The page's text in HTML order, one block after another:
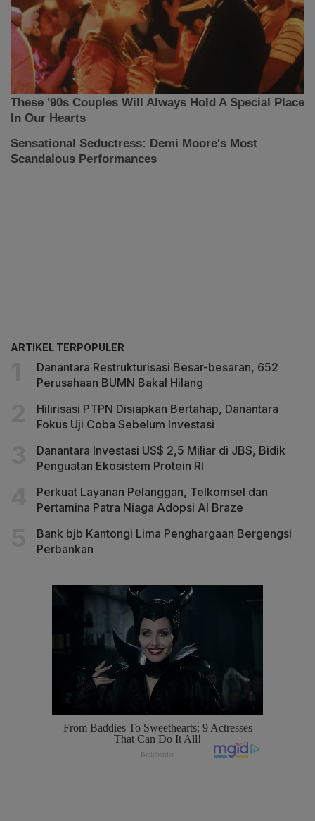
ARTIKEL TERPOPULER
Danantara Restrukturisasi Besar-besaran, 652
Perusahaan BUMN Bakal Hilang
Hilirisasi PTPN Disiapkan Bertahap, Danantara
Fokus Uji Coba Sebelum Investasi
Danantara Investasi US$ 2,5 Miliar di JBS, Bidik
Penguatan Ekosistem Protein RI
Perkuat Layanan Pelanggan, Telkomsel dan
Pertamina Patra Niaga Adopsi AI Braze
Bank bjb Kantongi Lima Penghargaan Bergengsi
Perbankan